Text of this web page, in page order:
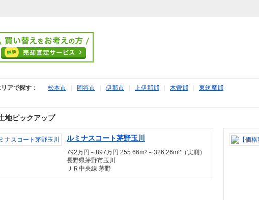
アで探す： 松本市 岡谷市 伊那市 上伊那郡 木曽郡 東筑摩郡
地ピックアップ
ルミナスコート茅野玉川
792万円～897万円 255.66m2 ～326.26m2
（実測）
長野県茅野市玉川
ＪＲ中央線 茅野